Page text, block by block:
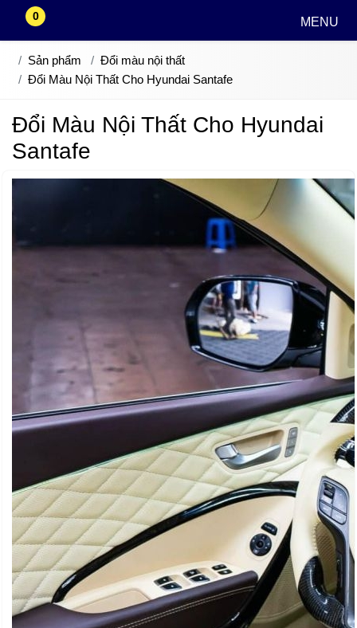
0 MENU
Sản phẩm
Đổi màu nội thất
Đổi Màu Nội Thất Cho Hyundai Santafe
Đổi Màu Nội Thất Cho Hyundai
Santafe